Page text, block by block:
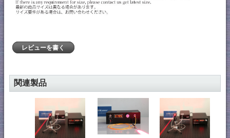
レビューを書く
関連製品